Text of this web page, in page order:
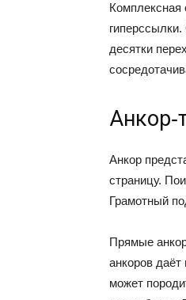
Комплексная
десятки
Анкор
страницу.
Грамотный
Прямые
анкоров
может